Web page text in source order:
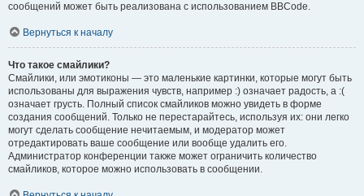
сообщений может быть реализована с использованием BBCode.
Вернуться к началу
Что такое смайлики?
Смайлики, или эмотиконы — это маленькие картинки, которые могут быть
использованы для выражения чувств, например :) означает радость, а :(
означает грусть. Полный список смайликов можно увидеть в форме
создания сообщений. Только не перестарайтесь, используя их: они легко
могут сделать сообщение нечитаемым, и модератор может
отредактировать ваше сообщение или вообще удалить его.
Администратор конференции также может ограничить количество
смайликов, которое можно использовать в сообщении.